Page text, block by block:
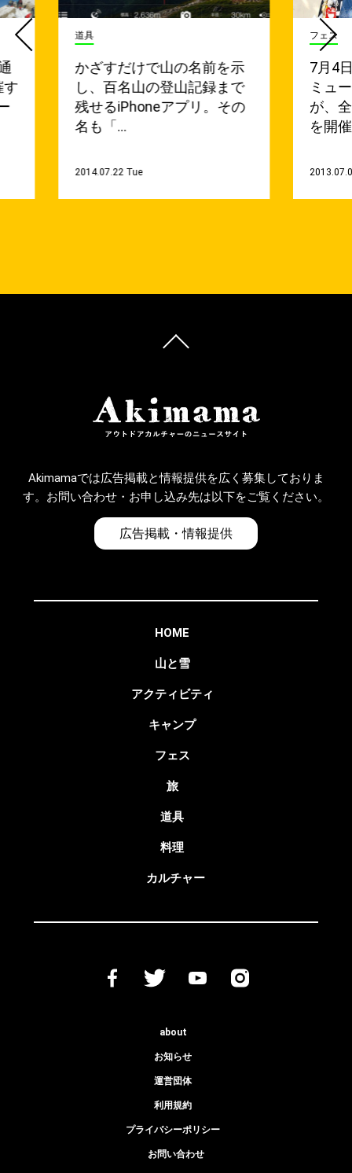
す
道具
かざすだけで山の名前を示
し、百名山の登山記録まで
残せるiPhoneアプリ。その
名も「…
2014.07.22 Tue
フェス
7月4
ミュ
が、
を開
Akimamaでは広告掲載と情報提供を広く募集しておりま
す。お問い合わせ・お申し込み先は以下をご覧ください。
広告掲載・情報提供
HOME
山と雪
アクティビティ
キャンプ
フェス
旅
道具
料理
カルチャー
about
お知らせ
運営団体
利用規約
プライバシーポリシー
お問い合わせ